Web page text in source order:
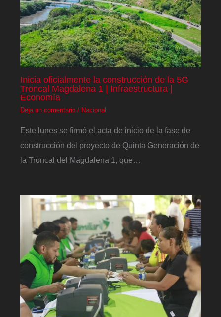
Inicia oficialmente la construcción de la 5G
Troncal Magdalena 1 | Infraestructura |
Economía
Deja un comentario / Nacional
Este lunes se firmó el acta de inicio de la fase de
construcción del proyecto de Quinta Generación de
la Troncal del Magdalena 1, que…